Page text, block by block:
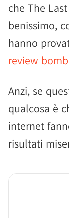
che The
benissimo,
hanno
review
Anzi, se
qualcosa è
internet
risultati